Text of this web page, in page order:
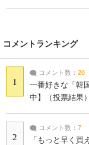
コメントランキング
1
コメント数： 20
一番好きな「韓
中】（投票結果
2
コメント数： 7
「もっと早く